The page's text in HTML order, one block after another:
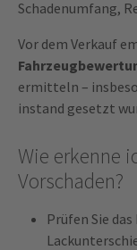
Schadenumfang,
Vor dem Verkauf
ermitteln –
instand gesetzt
Wie erkenne
Vorschaden?
Prüfen Sie